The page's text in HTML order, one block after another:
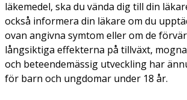
läkemedel, ska du vända dig till din
också informera din läkare om du
ovan angivna symtom eller om de
långsiktiga effekterna på tillväxt,
och beteendemässig utveckling har
för barn och ungdomar under 18 år.